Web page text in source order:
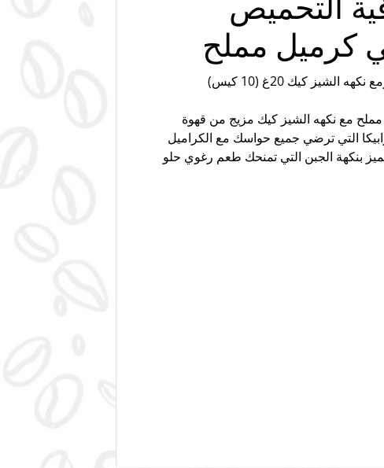
التحميص
كرميل مملح
الشيز كيك 20غ (10 كيس)
مع نكهه الشيز كيك مزيج من قهوة
التي ترضي جميع حواسك مع الكراميل
بنكهة الجبن التي تمنحك طعم رغوي حلو